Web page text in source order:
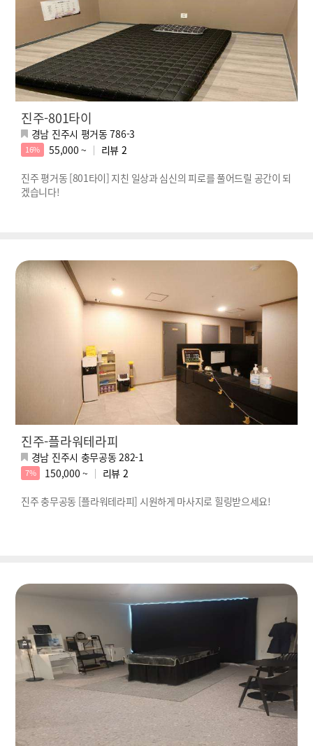
진주-801타이
경남 진주시 평거동 786-3
16% 55,000 ~ 리뷰 2
진주 평거동 [801타이] 지친 일상과 심신의 피로를 풀어드릴 공간이 되
겠습니다!
진주-플라워테라피
경남 진주시 충무공동 282-1
7% 150,000 ~ 리뷰 2
진주 충무공동 [플라워테라피] 시원하게 마사지로 힐링받으세요!